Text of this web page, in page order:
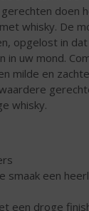
doen
whisky. De
opgelost in
in uw mond.
milde en
whisky.
smaak een
een droge